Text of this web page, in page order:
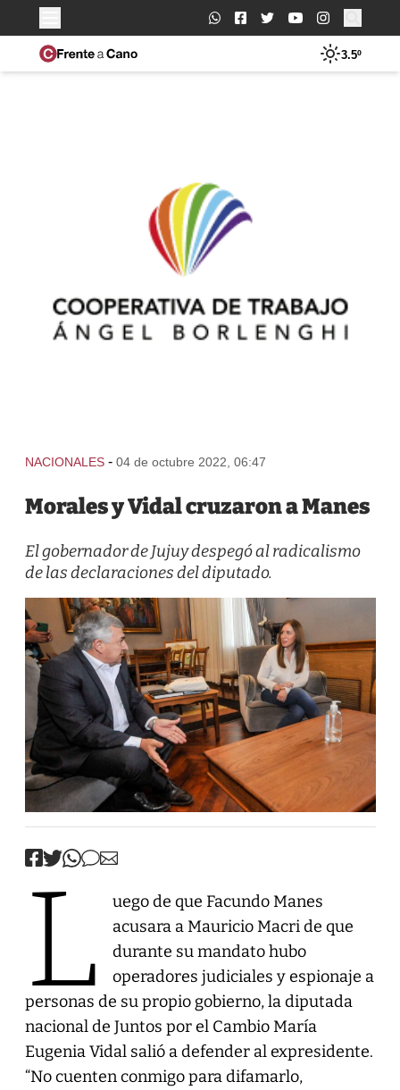
Buscar:
3.5º
NACIONALES - 04 de octubre 2022, 06:47
Morales y Vidal cruzaron a Manes
El gobernador de Jujuy despegó al radicalismo
de las declaraciones del diputado.
L
uego de que Facundo Manes
acusara a Mauricio Macri de que
durante su mandato hubo
operadores judiciales y espionaje a
personas de su propio gobierno, la diputada
nacional de Juntos por el Cambio María
Eugenia Vidal salió a defender al expresidente.
“No cuenten conmigo para difamarlo,